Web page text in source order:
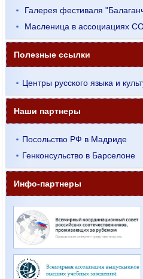
Галерея фестиваля
Масленица в ассоциациях
Полезные ссылки
Центры русского языка и
Наши партнеры
Посольство РФ в Мадриде
Генконсульство в Барселоне
Инфо-партнеры